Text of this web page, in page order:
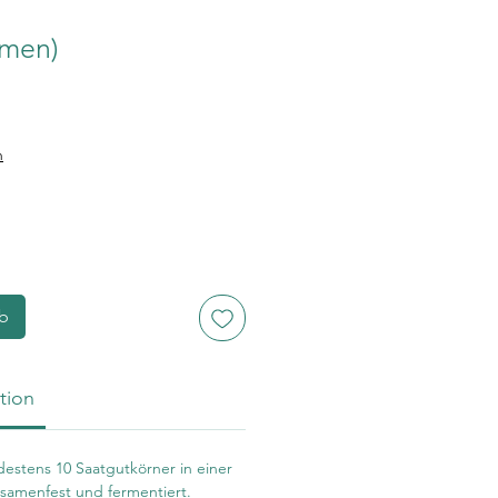
10 Saatgutkörner in einer
und fermentiert.